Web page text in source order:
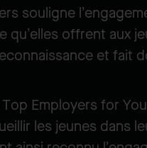
souligne
qu’elles offrent aux
et fait
Employers for
les jeunes